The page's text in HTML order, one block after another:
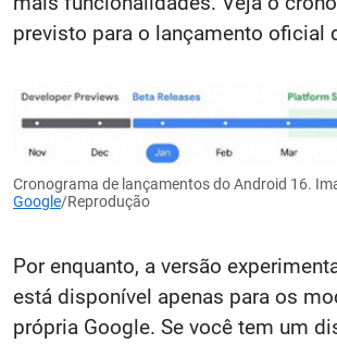
previsto para o lançamento oficial
Cronograma de lançamentos do Android 16.
Google/Reprodução
Por enquanto, a versão
está disponível apenas para os
própria Google. Se você tem um